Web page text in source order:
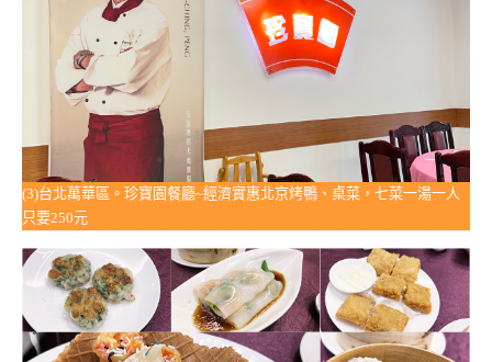
(3)台北萬華區。珍寶園餐廳~經濟實惠北京烤鴨、桌菜，七菜一湯一人
只要250元